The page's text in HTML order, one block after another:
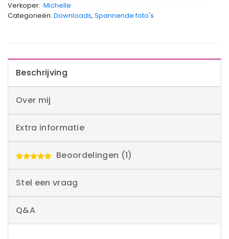
Verkoper: Michelle
Categorieën: Downloads, Spannende foto's
Beschrijving
Over mij
Extra informatie
Beoordelingen (1)
Stel een vraag
Q&A